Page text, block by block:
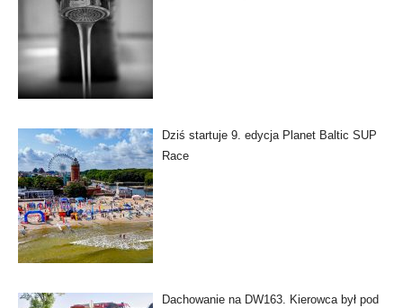
Dziś startuje 9. edycja Planet Baltic SUP
Race
Dachowanie na DW163. Kierowca był pod